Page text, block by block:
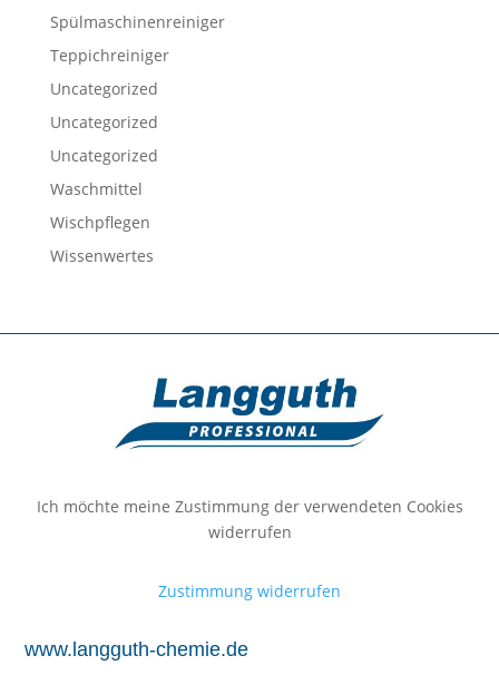
Spülmaschinenreiniger
Teppichreiniger
Uncategorized
Uncategorized
Uncategorized
Waschmittel
Wischpflegen
Wissenwertes
Ich möchte meine Zustimmung der verwendeten Cookies
widerrufen
Zustimmung widerrufen
www.langguth-chemie.de